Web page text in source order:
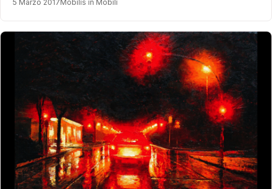
5 Marzo 2017Mobilis in Mobili